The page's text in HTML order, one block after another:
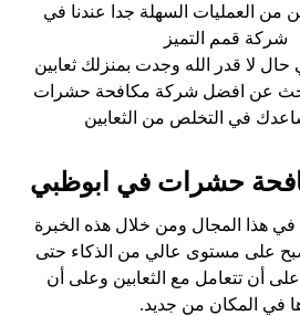
من العمليات السهلة جدا عندنا في
شركة قمم التميز
حال لا قدر الله وجدت بمنزلك ثعابين
عن افضل شركة مكافحة حشرات
في التخلص من الثعابين
حشرات في ابوظبي
في هذا المجال ومن خلال هذه الخبرة
على مستوى عالي من الذكاء حتى
على أن تتعامل مع الثعابين وعلى أن
في المكان من جديد.